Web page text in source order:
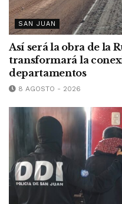
SAN JUAN
Así será la obra de la
transformará la
departamentos
8 AGOSTO - 2026